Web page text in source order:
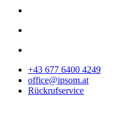
+43 677 6400 4249
office@ipsom.at
Rückrufservice